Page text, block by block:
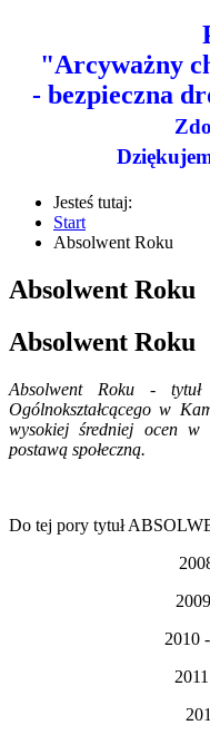
"Arcyważny
- bezpieczna
Jesteś tutaj:
Start
Absolwent Roku
Absolwent Roku
Absolwent Roku
Absolwent Roku - tytuł
Ogólnokształcącego w
wysokiej średniej ocen w
postawą społeczną.
Do tej pory tytuł
2010